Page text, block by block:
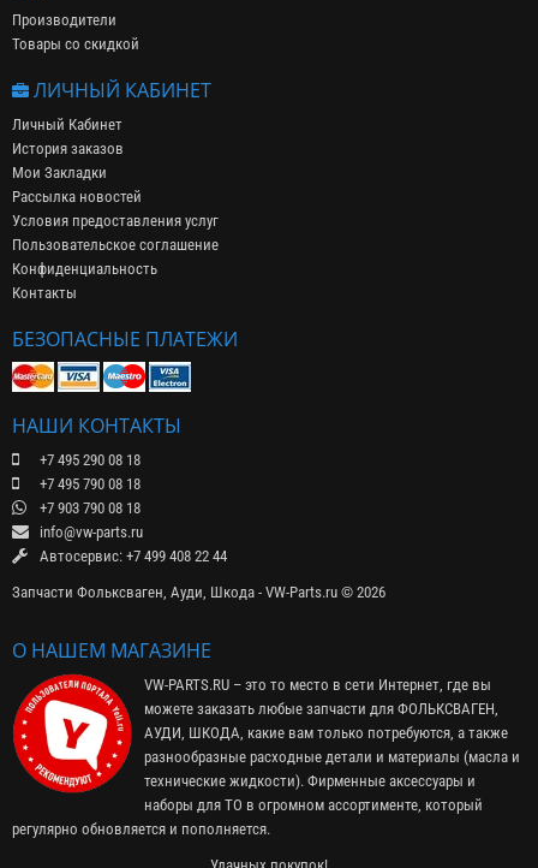
Производители
Товары со скидкой
ЛИЧНЫЙ КАБИНЕТ
Личный Кабинет
История заказов
Мои Закладки
Рассылка новостей
Условия предоставления услуг
Пользовательское соглашение
Конфиденциальность
Контакты
БЕЗОПАСНЫЕ ПЛАТЕЖИ
НАШИ КОНТАКТЫ
+7 495 290 08 18
+7 495 790 08 18
+7 903 790 08 18
info@vw-parts.ru
Автосервис: +7 499 408 22 44
Запчасти Фольксваген, Ауди, Шкода - VW-Parts.ru © 2026
О НАШЕМ МАГАЗИНЕ
VW-PARTS.RU – это то место в сети Интернет, где вы
можете заказать любые запчасти для ФОЛЬКСВАГЕН,
АУДИ, ШКОДА, какие вам только потребуются, а также
разнообразные расходные детали и материалы (масла и
технические жидкости). Фирменные аксессуары и
наборы для ТО в огромном ассортименте, который
регулярно обновляется и пополняется.